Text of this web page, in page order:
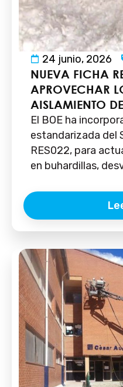
24 junio, 2026
NUEVA FICHA
APROVECHAR
AISLAMIENTO
El BOE ha
estandarizada del
RES022, para
en buhardillas,